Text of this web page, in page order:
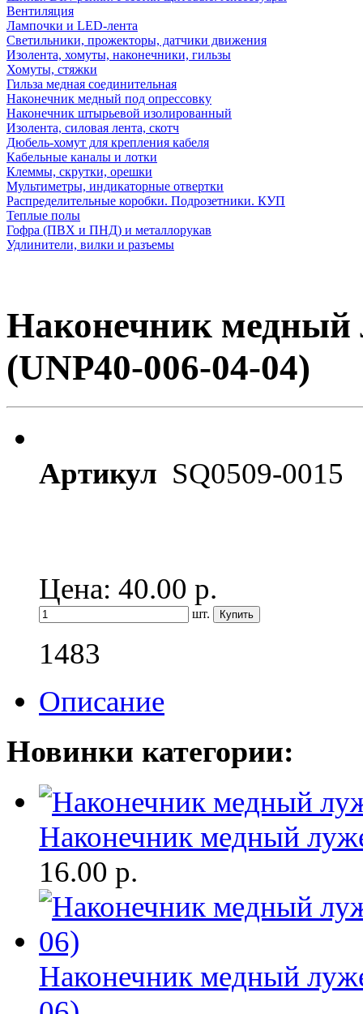
Вентиляция
Лампочки и LED-лента
Светильники, прожекторы, датчики движения
Изолента, хомуты, наконечники, гильзы
Хомуты, стяжки
Гильза медная соединительная
Наконечник медный под опрессовку
Наконечник штырьевой изолированный
Изолента, силовая лента, скотч
Дюбель-хомут для крепления кабеля
Кабельные каналы и лотки
Клеммы, скрутки, орешки
Мультиметры, индикаторные отвертки
Распределительные коробки. Подрозетники. КУП
Теплые полы
Гофра (ПВХ и ПНД) и металлорукав
Удлинители, вилки и разъемы
Наконечник
(UNP40-006-04-04)
Артикул SQ0509-0015
Цена: 40.00 р.
шт.
1483
Описание
Новинки категории:
Наконечник медный
16.00 р.
Наконечник медный